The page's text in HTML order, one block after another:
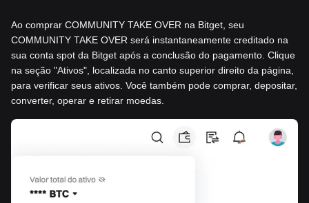
Ao comprar COMMUNITY TAKE OVER na Bitget, seu
COMMUNITY TAKE OVER será instantaneamente creditado na
sua conta spot da Bitget após a conclusão do pagamento. Clique
na seção "Ativos", localizada no canto superior direito da página,
para verificar seus ativos. Você também pode comprar, depositar,
converter, operar e retirar moedas.